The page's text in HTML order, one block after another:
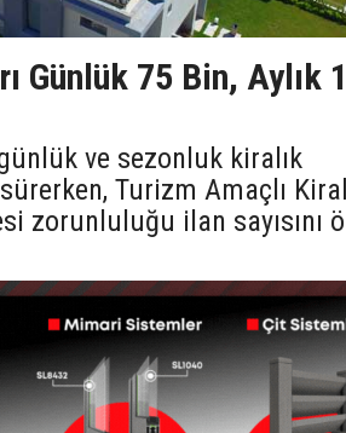
Günlük 75 Bin, Aylık
ve sezonluk kiralık
Turizm Amaçlı
zorunluluğu ilan sayısını